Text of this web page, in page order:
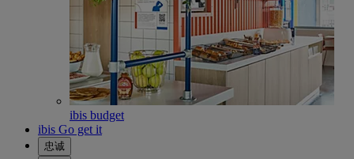
ibis budget
ibis Go get it
忠诚